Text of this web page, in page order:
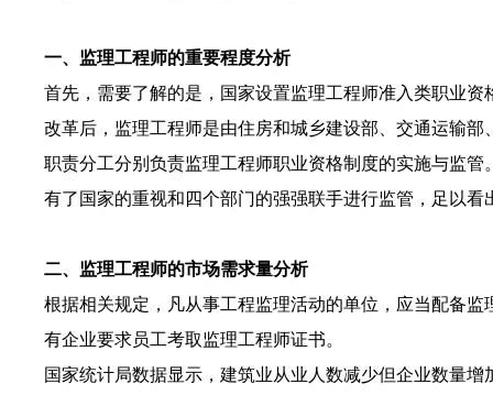
一、监理工程师的重要程度分析
首先，需要了解的是，国家设置监理工程师准入类职业
改革后，监理工程师是由住房和城乡建设部、交通运输
职责分工分别负责监理工程师职业资格制度的实施与监管
有了国家的重视和四个部门的强强联手进行监管，足以
二、监理工程师的市场需求量分析
根据相关规定，凡从事工程监理活动的单位，应当配备
有企业要求员工考取监理工程师证书。
国家统计局数据显示，建筑业从业人数减少但企业数量